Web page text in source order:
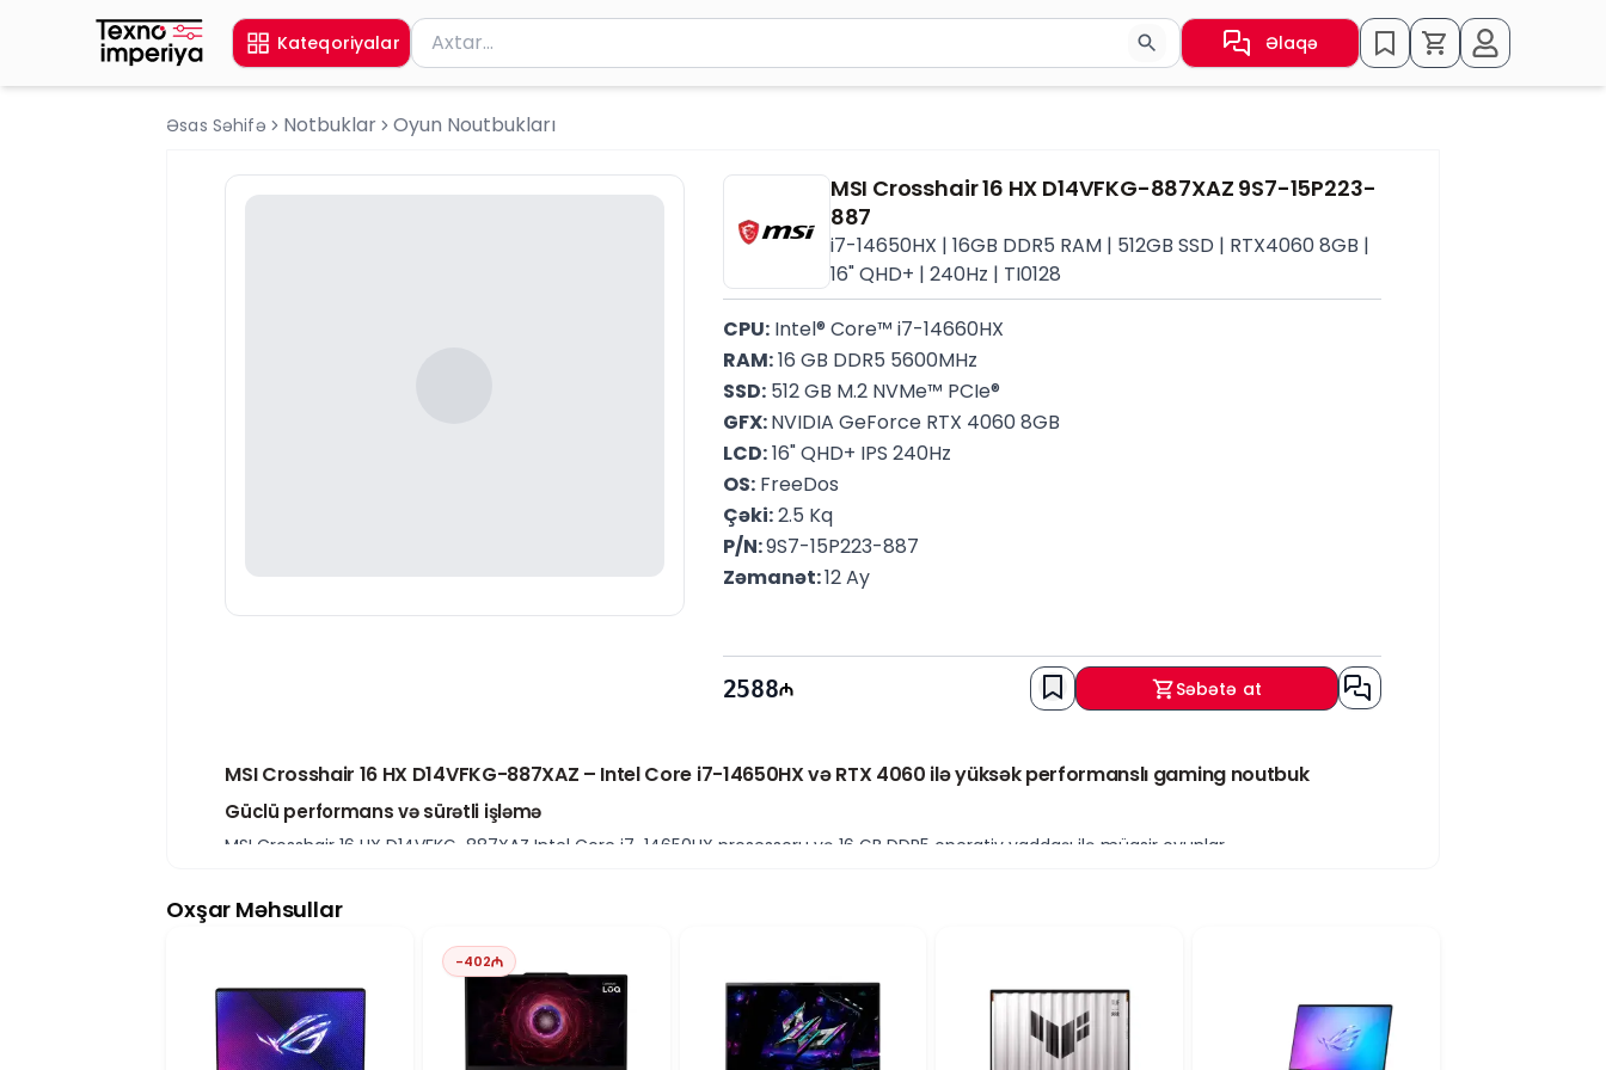
Kateqoriyalar Məhsul axtar
Axtarış üçün ən azı 2 simvol yazın. Göndərmək üçün Enter düyməsini basın və ya nəticələr arasında keçid etmək üçün ox
Əlaqə
Əsas Səhifə Notbuklar Oyun Noutbukları
MSI Crosshair 16 HX D14VFKG-887XAZ 9S7-15P223-
887
i7-14650HX | 16GB DDR5 RAM | 512GB SSD | RTX4060 8GB |
16" QHD+ | 240Hz | TI0128
CPU: Intel® Core™ i7-14660HX
RAM: 16 GB DDR5 5600MHz
SSD: 512 GB M.2 NVMe™ PCIe®
GFX: NVIDIA GeForce RTX 4060 8GB
LCD: 16" QHD+ IPS 240Hz
OS: FreeDos
Çəki: 2.5 Kq
P/N: 9S7-15P223-887
Zəmanət: 12 Ay
2588 Səbətə at
MSI Crosshair 16 HX D14VFKG-887XAZ – Intel Core i7-14650HX və RTX 4060 ilə yüksək performanslı gaming noutbuk
Güclü performans və sürətli işləmə
MSI Crosshair 16 HX D14VFKG-887XAZ Intel Core i7-14650HX prosessoru və 16 GB DDR5 operativ yaddaşı ilə müasir oyunlar,
GB SSD yaddaş əməliyyat sisteminin, proqramların və oyunların sürətli açılmasını təmin edərək istifadəçi təcrübəsini daha məhsuldar edir.
NVIDIA GeForce RTX 4060 ilə realistik qrafika
8 GB yaddaşa malik NVIDIA GeForce RTX 4060 videokartı ray tracing və DLSS texnologiyalarını dəstəkləyərək müasir AAA oyunlarda yüksək
FPS və realistik qrafik keyfiyyəti təqdim edir. Bu model həm oyun həvəskarları, həm də qrafik dizayn, video redaktəsi və kontent yaradılması
ilə məşğul olan istifadəçilər üçün əla seçimdir.
16 düymlük QHD+ 240Hz ekran
Oxşar Məhsullar
-402